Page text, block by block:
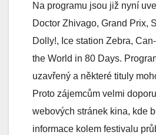
Na programu jsou již nyní
Doctor Zhivago, Grand Prix,
Dolly!, Ice station Zebra,
the World in 80 Days.
uzavřený a některé tituly
Proto zájemcům velmi
webových stránek kina, kde
informace kolem festivalu